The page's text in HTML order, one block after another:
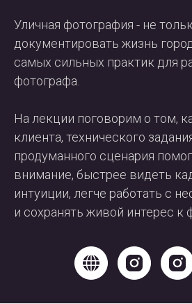
Уличная фотография - не
документировать жизнь
самых сильных практик для
фотографа.
На лекции поговорим о том,
клиента, технического
продуманного сценария
внимание, быстрее видеть
интуиции, легче работать с
и сохранять живой интерес к